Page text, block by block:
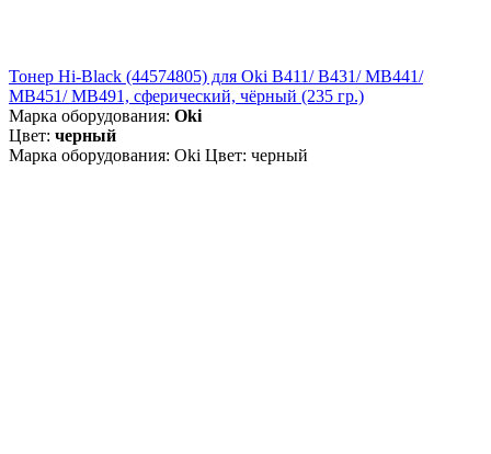
Тонер Hi-Black (44574805) для Oki B411/ B431/ MB441/
MB451/ MB491, сферический, чёрный (235 гр.)
Марка оборудования: Oki
Цвет: черный
Марка оборудования: Oki Цвет: черный